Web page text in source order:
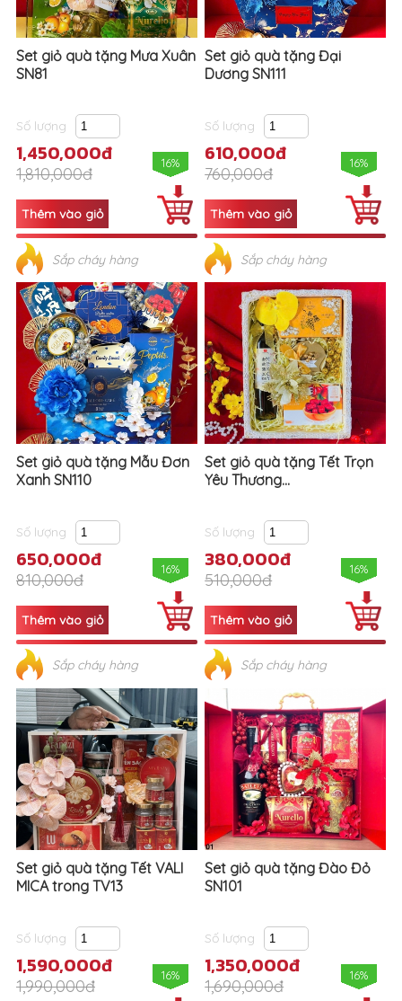
Set giỏ quà tặng Mưa Xuân
SN81
Số lượng
1,450,000đ
1,810,000đ
16%
Sắp cháy hàng
Set giỏ quà tặng Đại
Dương SN111
Số lượng
610,000đ
760,000đ
16%
Sắp cháy hàng
Set giỏ quà tặng Mẫu Đơn
Xanh SN110
Số lượng
650,000đ
810,000đ
16%
Sắp cháy hàng
Set giỏ quà tặng Tết Trọn
Yêu Thương...
Số lượng
380,000đ
510,000đ
16%
Sắp cháy hàng
Set giỏ quà tặng Tết VALI
MICA trong TV13
Số lượng
1,590,000đ
1,990,000đ
16%
Set giỏ quà tặng Đào Đỏ
SN101
Số lượng
1,350,000đ
1,690,000đ
16%